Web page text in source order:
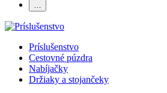
…
Príslušenstvo
Cestovné púzdra
Nabíjačky
Držiaky a stojančeky